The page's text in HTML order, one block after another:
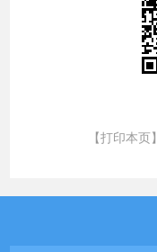
【打印本页】